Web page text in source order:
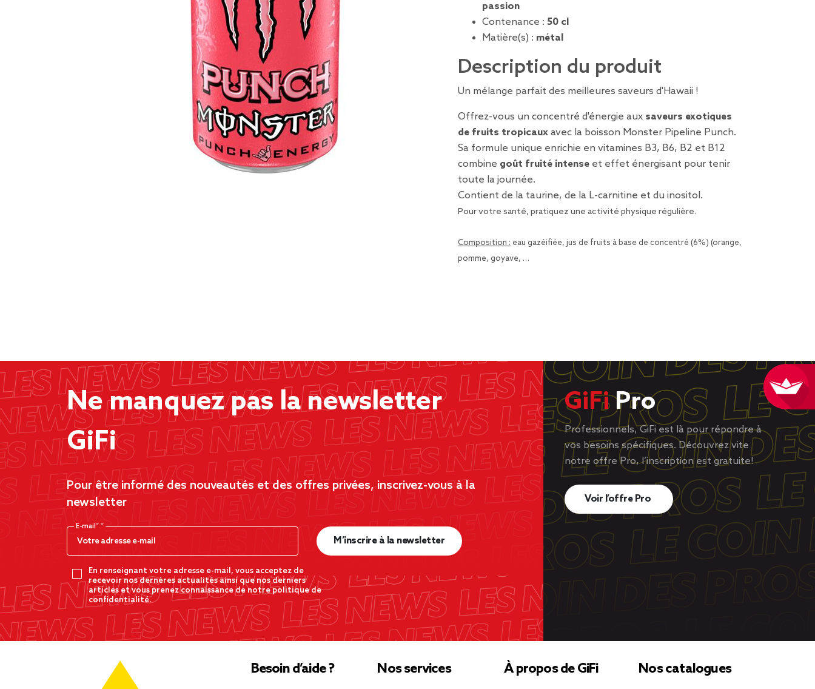
passion
Contenance : 50 cl
Matière(s) : métal
Description du produit
Un mélange parfait des meilleures saveurs d'Hawaii !
Offrez-vous un concentré d'énergie aux saveurs exotiques
de fruits tropicaux avec la boisson Monster Pipeline Punch.
Sa formule unique enrichie en vitamines B3, B6, B2 et B12
combine goût fruité intense et effet énergisant pour tenir
toute la journée.
Contient de la taurine, de la L-carnitine et du inositol.
Pour votre santé, pratiquez une activité physique régulière.
Composition : eau gazéifiée, jus de fruits à base de concentré (6%) (orange,
pomme, goyave, …
Ne manquez pas la newsletter
GiFi
Pour être informé des nouveautés et des offres privées, inscrivez-vous à la
newsletter
E-mail*
En renseignant votre adresse e-mail, vous acceptez de
recevoir nos dernères actualités ainsi que nos derniers
articles et vous prenez connaissance de notre politique de
confidentialité.
M’inscrire à la newsletter
GiFiPro
Professionnels, GiFi est là pour répondre à
vos besoins spécifiques. Découvrez vite
notre offre Pro, l’inscription est gratuite!
Voir l’offre Pro
Besoin d’aide ? Nos services À propos de GiFi Nos catalogues